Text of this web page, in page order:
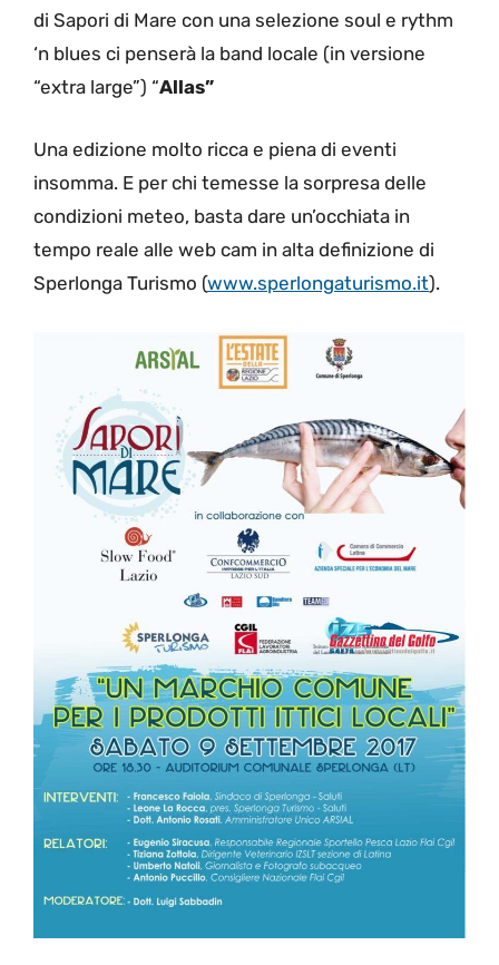
di Sapori di Mare con una selezione soul e rythm
‘n blues ci penserà la band locale (in versione
“extra large”) “Allas”
Una edizione molto ricca e piena di eventi
insomma. E per chi temesse la sorpresa delle
condizioni meteo, basta dare un’occhiata in
tempo reale alle web cam in alta definizione di
Sperlonga Turismo (www.sperlongaturismo.it).